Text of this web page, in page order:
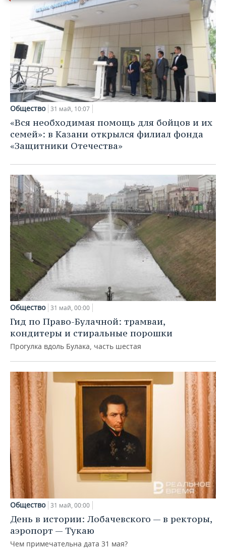
Общество 31 май, 10:07
«Вся необходимая помощь для бойцов и их
семей»: в Казани открылся филиал фонда
«Защитники Отечества»
Общество 31 май, 00:00
Гид по Право-Булачной: трамваи,
кондитеры и стиральные порошки
Прогулка вдоль Булака, часть шестая
Общество 31 май, 00:00
День в истории: Лобачевского — в ректоры,
аэропорт — Тукаю
Чем примечательна дата 31 мая?